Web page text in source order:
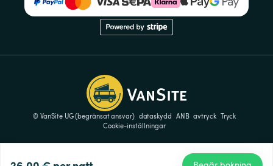
© VanSite UG (begränsat ansvar) dataskydd ANB avtryck Tryck
Cookie-inställningar